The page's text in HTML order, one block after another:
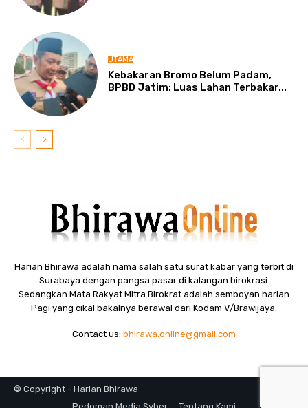
UTAMA
Kebakaran Bromo Belum Padam,
BPBD Jatim: Luas Lahan Terbakar...
Harian Bhirawa adalah nama salah satu surat kabar yang terbit di
Surabaya dengan pangsa pasar di kalangan birokrasi.
Sedangkan Mata Rakyat Mitra Birokrat adalah semboyan harian
Pagi yang cikal bakalnya berawal dari Kodam V/Brawijaya.
Contact us: bhirawa.online@gmail.com
© Copyright - Harian Bhirawa